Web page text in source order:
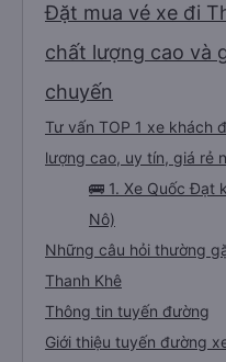
Đặt mua vé xe đi
chất lượng cao và
chuyến
Tư vấn TOP 1 xe khách
lượng cao, uy tín, giá rẻ
🚌 1. Xe Quốc Đạt
Nô)
Những câu hỏi thường
Thanh Khê
Thông tin tuyến đường
Giới thiệu tuyến đường